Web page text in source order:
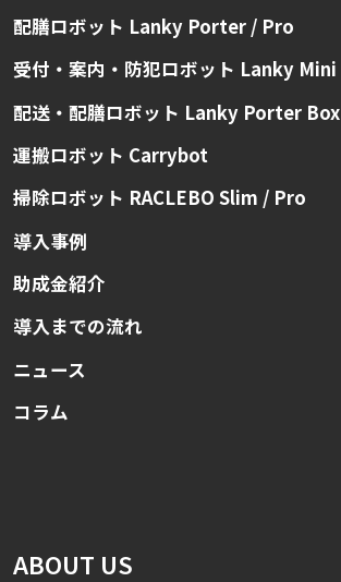
配膳ロボット Lanky Porter / Pro
受付・案内・防犯ロボット Lanky Mini
配送・配膳ロボット Lanky Porter Box
運搬ロボット Carrybot
掃除ロボット RACLEBO Slim / Pro
導入事例
助成金紹介
導入までの流れ
ニュース
コラム
ABOUT US